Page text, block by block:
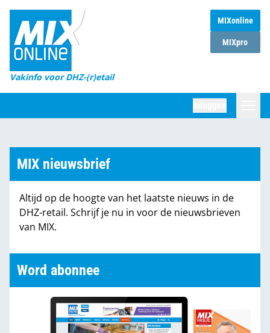
MIXonline
MIXpro
Vakinfo voor DHZ-(r)etail
Home
Magazines
DHZ Sessie
Marktcijfers
Partners
MIX nieuwsbrief
Altijd op de hoogte van het laatste nieuws in de
DHZ-retail. Schrijf je nu in voor de nieuwsbrieven
van MIX.
Word abonnee